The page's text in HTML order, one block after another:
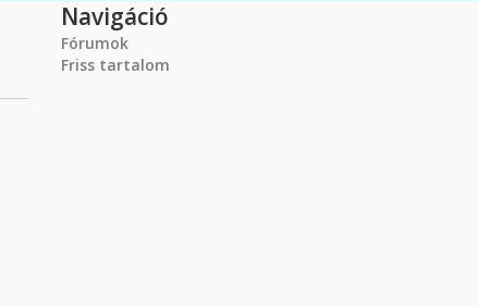
Navigáció
Fórumok
Friss tartalom